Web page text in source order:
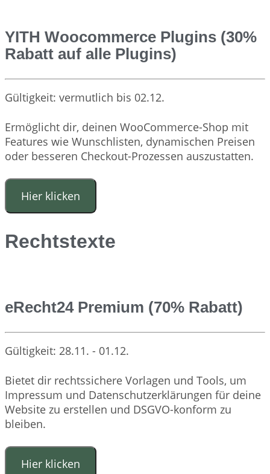
YITH Woocommerce Plugins (30%
Rabatt auf alle Plugins)
Gültigkeit: vermutlich bis 02.12.
Ermöglicht dir, deinen WooCommerce-Shop mit
Features wie Wunschlisten, dynamischen Preisen
oder besseren Checkout-Prozessen auszustatten.
Hier klicken
Rechtstexte
eRecht24 Premium (70% Rabatt)
Gültigkeit: 28.11. - 01.12.
Bietet dir rechtssichere Vorlagen und Tools, um
Impressum und Datenschutzerklärungen für deine
Website zu erstellen und DSGVO-konform zu
bleiben.
Hier klicken